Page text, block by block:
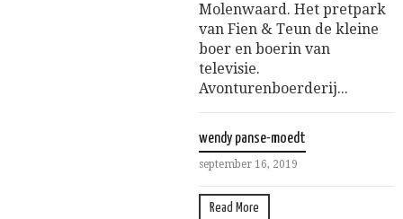
Molenwaard. Het pretpark
van Fien & Teun de kleine
boer en boerin van
televisie.
Avonturenboerderij...
wendy panse-moedt
september 16, 2019
Read More